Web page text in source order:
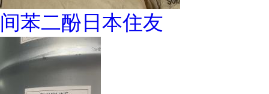
间苯二酚日本住友